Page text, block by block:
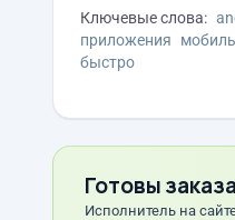
Ключевые слова:
приложения
быстро
Готовы
Исполнитель на